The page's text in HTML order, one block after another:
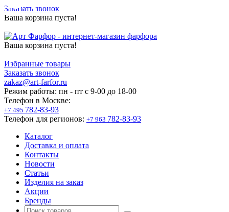
Заказать звонок
Ваша корзина пуста!
Ваша корзина пуста!
Избранные товары
Заказать звонок
zakaz@art-farfor.ru
Режим работы: пн - пт c 9-00 до 18-00
Телефон в Москве:
+7 495 782-83-93
Телефон для регионов: +7 963 782-83-93
Каталог
Доставка и оплата
Контакты
Новости
Статьи
Изделия на заказ
Акции
Бренды